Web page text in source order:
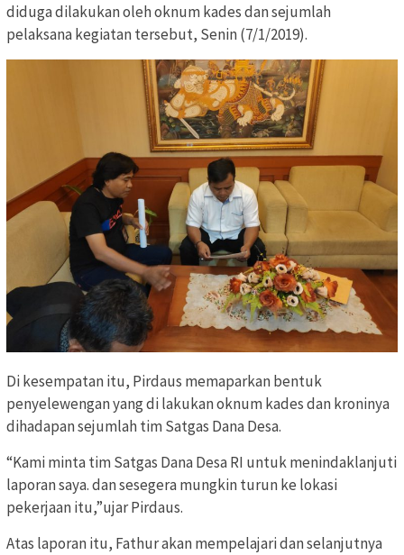
diduga dilakukan oleh oknum kades dan sejumlah
pelaksana kegiatan tersebut, Senin (7/1/2019).
Di kesempatan itu, Pirdaus memaparkan bentuk
penyelewengan yang di lakukan oknum kades dan kroninya
dihadapan sejumlah tim Satgas Dana Desa.
“Kami minta tim Satgas Dana Desa RI untuk menindaklanjuti
laporan saya. dan sesegera mungkin turun ke lokasi
pekerjaan itu,”ujar Pirdaus.
Atas laporan itu, Fathur akan mempelajari dan selanjutnya